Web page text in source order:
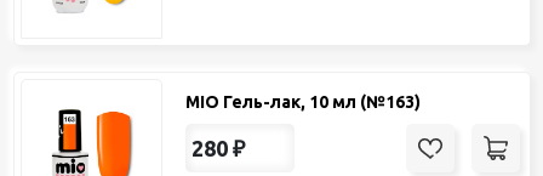
MIO Гель-лак, 10 мл (№163)
280 ₽